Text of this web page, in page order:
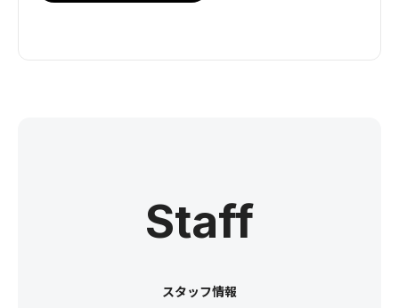
Staff
スタッフ情報